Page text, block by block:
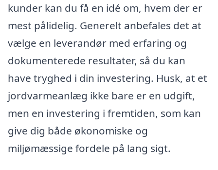
kunder kan du få en idé om, hvem der er
mest pålidelig. Generelt anbefales det at
vælge en leverandør med erfaring og
dokumenterede resultater, så du kan
have tryghed i din investering. Husk, at et
jordvarmeanlæg ikke bare er en udgift,
men en investering i fremtiden, som kan
give dig både økonomiske og
miljømæssige fordele på lang sigt.